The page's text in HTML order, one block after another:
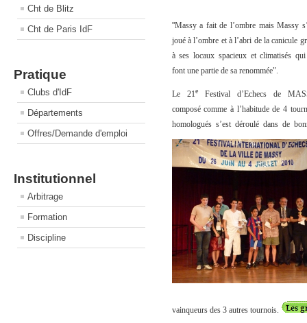
Cht de Blitz
Cht de Paris IdF
Pratique
Clubs d'IdF
Départements
Offres/Demande d'emploi
Institutionnel
Arbitrage
Formation
Discipline
"Massy a fait de l’ombre mais Massy
joué à l’ombre et à l’abri de la canicule
à ses locaux spacieux et climatisés
font une partie de sa renommée".
Le 21eFestival d’Echecs de
composé comme à l’habitude de 4
homologués s’est déroulé dans de
vainqueurs des 3 autres tournois.